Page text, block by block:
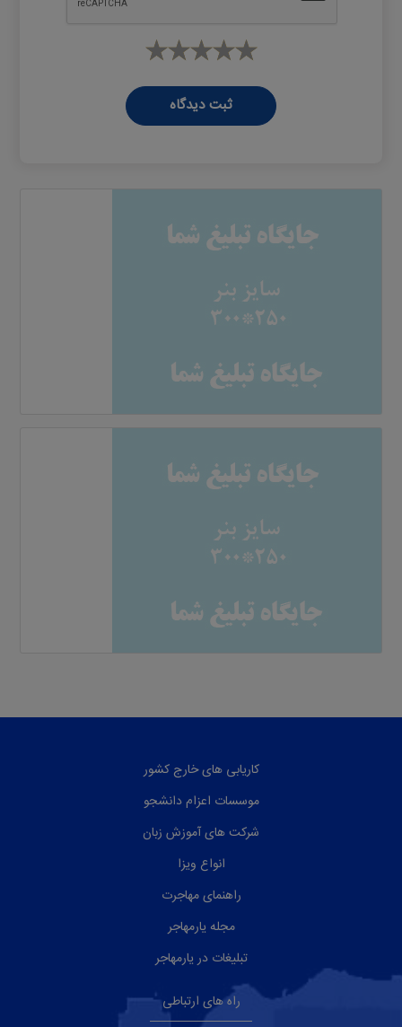
ثبت دیدگاه
کاریابی های خارج کشور
موسسات اعزام دانشجو
شرکت های آموزش زبان
انواع ویزا
راهنمای مهاجرت
مجله یارمهاجر
تبلیغات در یارمهاجر
راه های ارتباطی